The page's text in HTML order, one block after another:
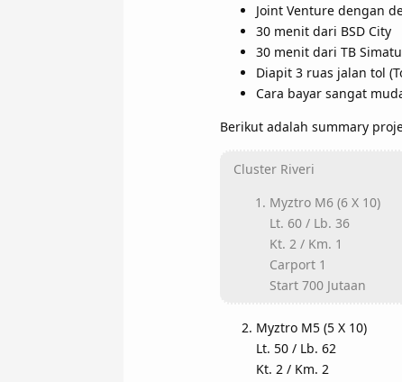
Joint Venture dengan
30 menit dari BSD City
30 menit dari TB
Diapit 3 ruas jalan tol
Cara bayar sangat
Berikut adalah summary
Cluster Riveri
Myztro M6 (6 X 10)
Lt. 60 / Lb. 36
Kt. 2 / Km. 1
Carport 1
Start 700 Jutaan
Myztro M5 (5 X 10)
Lt. 50 / Lb. 62
Kt. 2 / Km. 2